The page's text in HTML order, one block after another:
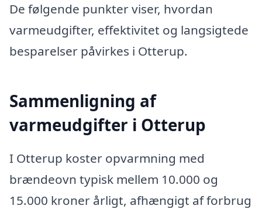
De følgende punkter viser, hvordan
varmeudgifter, effektivitet og langsigtede
besparelser påvirkes i Otterup.
Sammenligning af
varmeudgifter i Otterup
I Otterup koster opvarmning med
brændeovn typisk mellem 10.000 og
15.000 kroner årligt, afhængigt af forbrug